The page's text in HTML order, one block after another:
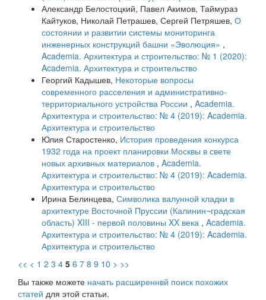
Александр Белостоцкий, Павел Акимов, Таймураз
Кайтуков, Николай Петрашев, Сергей Петряшев, О
состоянии и развитии системы мониторинга
инженерных конструкций башни «Эволюция» ,
Academia. Архитектура и строительство: № 1 (2020):
Academia. Архитектура и строительство
Георгий Кадышев, Некоторые вопросы
современного расселения и административно-
территориального устройства России , Academia.
Архитектура и строительство: № 4 (2019): Academia.
Архитектура и строительство
Юлия Старостенко, История проведения конкурса
1932 года на проект планировки Москвы в свете
новых архивных материалов , Academia.
Архитектура и строительство: № 4 (2019): Academia.
Архитектура и строительство
Ирина Белинцева, Символика валунной кладки в
архитектуре Восточной Пруссии (Калинин¬градская
область) XIII - первой половины XX века , Academia.
Архитектура и строительство: № 4 (2019): Academia.
Архитектура и строительство
<< < 1 2 3 4 5 6 7 8 9 10 > >>
Вы также можете начать расширеннвй поиск похожих
статей для этой статьи.